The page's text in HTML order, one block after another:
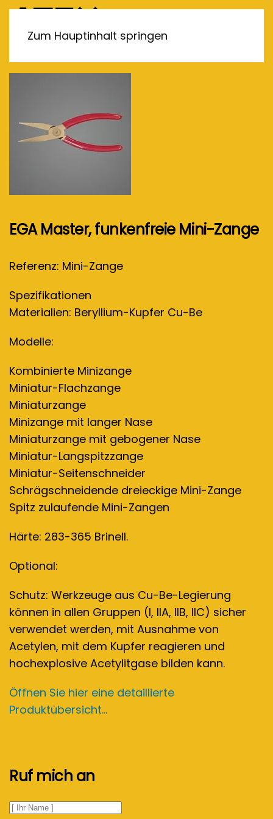
Zum Hauptinhalt springen
EGA Master, funkenfreie Mini-Zange
Referenz: Mini-Zange
Spezifikationen
Materialien: Beryllium-Kupfer Cu-Be
Modelle:
Kombinierte Minizange
Miniatur-Flachzange
Miniaturzange
Minizange mit langer Nase
Miniaturzange mit gebogener Nase
Miniatur-Langspitzzange
Miniatur-Seitenschneider
Schrägschneidende dreieckige Mini-Zange
Spitz zulaufende Mini-Zangen
Härte: 283-365 Brinell.
Optional:
Schutz: Werkzeuge aus Cu-Be-Legierung
können in allen Gruppen (I, IIA, IIB, IIC) sicher
verwendet werden, mit Ausnahme von
Acetylen, mit dem Kupfer reagieren und
hochexplosive Acetylitgase bilden kann.
Öffnen Sie hier eine detaillierte
Produktübersicht...
Ruf mich an